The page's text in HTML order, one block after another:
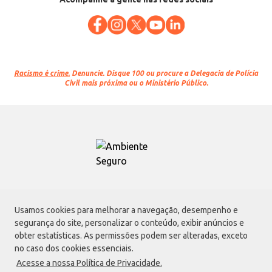
Usamos cookies para melhorar a navegação, desempenho e
segurança do site, personalizar o conteúdo, exibir anúncios e
obter estatísticas. As permissões podem ser alteradas, exceto
no caso dos cookies essenciais.
Acesse a nossa Política de Privacidade.
Racismo é crime. Denuncie. Disque 100 ou procure a Delegacia de Polícia
Civil mais próxima ou o Ministério Público.
Atacadão S.A.
Avenida Morvan Dias de Figueiredo, 6169, Vila Maria, São Paulo - SP | CEP
02170-901 | CNPJ: 75.315.333/0001-09
Envio de documentos administrativos e jurídicos:
02170-901